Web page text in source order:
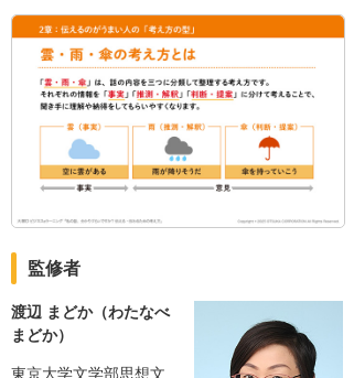
監修者
渡辺 まどか（わたなべ
まどか）
東京大学文学部思想文